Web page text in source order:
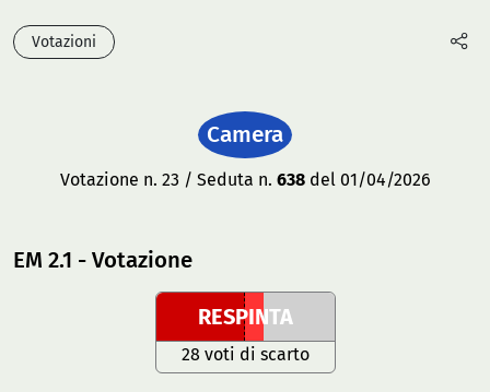
Votazioni
Camera
Votazione n. 23 / Seduta n. 638del 01/04/2026
EM 2.1 - Votazione
RESPINTA
28 voti di scarto